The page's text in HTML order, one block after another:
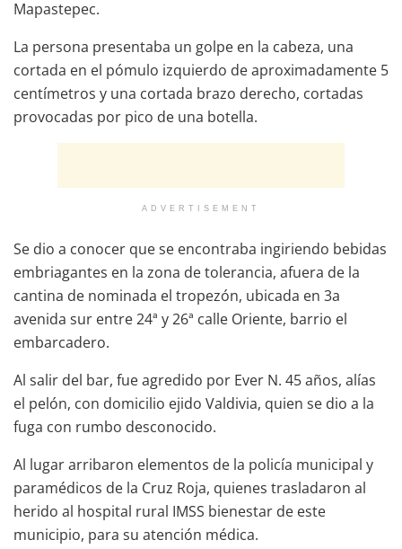
Mapastepec.
La persona presentaba un golpe en la cabeza, una
cortada en el pómulo izquierdo de aproximadamente 5
centímetros y una cortada brazo derecho, cortadas
provocadas por pico de una botella.
ADVERTISEMENT
Se dio a conocer que se encontraba ingiriendo bebidas
embriagantes en la zona de tolerancia, afuera de la
cantina de nominada el tropezón, ubicada en 3a
avenida sur entre 24ª y 26ª calle Oriente, barrio el
embarcadero.
Al salir del bar, fue agredido por Ever N. 45 años, alías
el pelón, con domicilio ejido Valdivia, quien se dio a la
fuga con rumbo desconocido.
Al lugar arribaron elementos de la policía municipal y
paramédicos de la Cruz Roja, quienes trasladaron al
herido al hospital rural IMSS bienestar de este
municipio, para su atención médica.